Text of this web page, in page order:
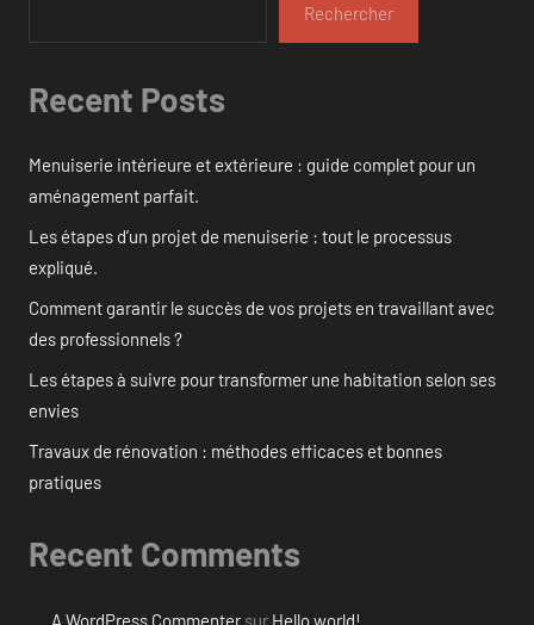
Rechercher
Recent Posts
Menuiserie intérieure et extérieure : guide complet pour un
aménagement parfait.
Les étapes d’un projet de menuiserie : tout le processus
expliqué.
Comment garantir le succès de vos projets en travaillant avec
des professionnels ?
Les étapes à suivre pour transformer une habitation selon ses
envies
Travaux de rénovation : méthodes efficaces et bonnes
pratiques
Recent Comments
A WordPress Commentersur Hello world!